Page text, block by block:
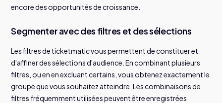
encore des opportunités de croissance.
Segmenter avec des filtres et des sélections
Les filtres de ticketmatic vous permettent de constituer et
d'affiner des sélections d'audience. En combinant plusieurs
filtres, ou en en excluant certains, vous obtenez exactement le
groupe que vous souhaitez atteindre. Les combinaisons de
filtres fréquemment utilisées peuvent être enregistrées